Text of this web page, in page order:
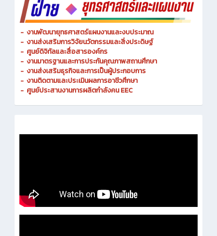
- งานพัฒนายุทธศาสตร์แผนงานและงบประมาณ
- งานส่งเสริมการวิจัยนวัตกรรมและสิ่งประดิษฐ์
- ศูนย์ดิจิทัลและสื่อสารองค์กร
- งานมาตรฐานและการประกันคุณภาพสถานศึกษา
- งานส่งเสริมธุรกิจและการเป็นผู้ประกอบการ
- งานติดตามและประเมินผลการอาชีวศึกษา
-ศูนย์ประสานงานการผลิตกำลังคน EEC